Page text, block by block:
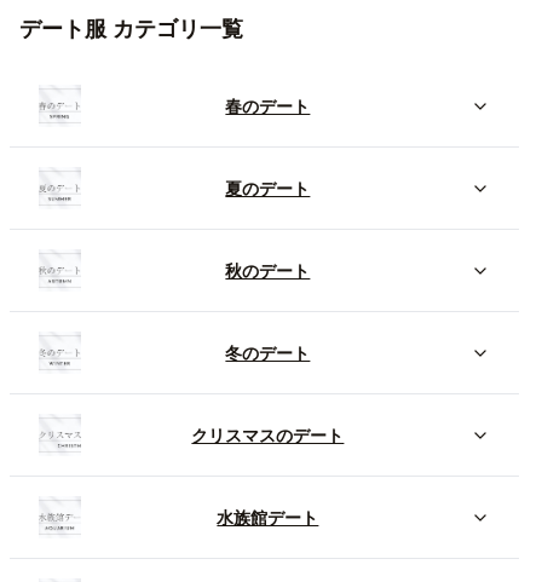
デート服 カテゴリ一覧
春のデート
夏のデート
秋のデート
冬のデート
クリスマスのデート
水族館デート